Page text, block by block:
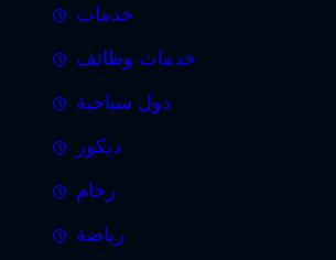
خدمات
خدمات وظائف
دول سياحية
ديكور
رخام
رياضة